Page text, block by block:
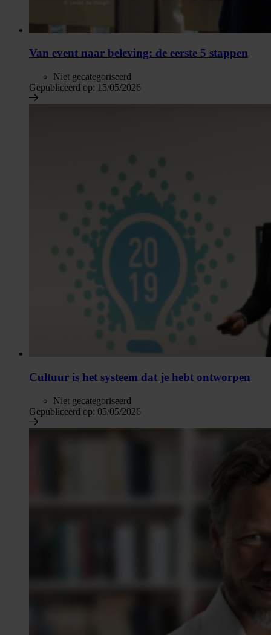
Van event naar beleving: de eerste 5 stappen
Niet gecategoriseerd
Gepubliceerd op: 15/05/2026
Cultuur is het systeem dat je hebt ontworpen
Niet gecategoriseerd
Gepubliceerd op: 05/05/2026